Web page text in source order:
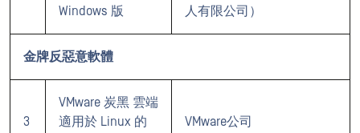
Windows 版
人有限公司）
金牌反惡意軟體
3
VMware 炭黑 雲端
適用於 Linux 的
VMware公司